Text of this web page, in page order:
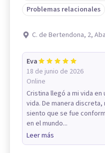
Problemas relacionales
C. de Bertendona, 2,
Eva
18 de junio de 2026
Online
Cristina llegó a mi vida
vida. De manera
siento que se fue
en el mundo...
Leer más